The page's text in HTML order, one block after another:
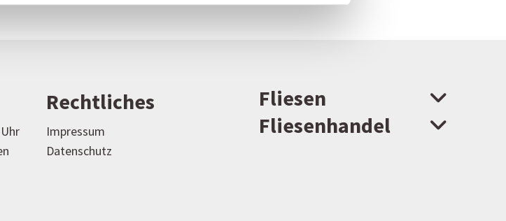
Rechtliches
Impressum
Datenschutz
Fliesen
Fliesenhandel